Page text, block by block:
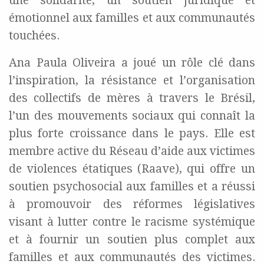
émotionnel aux familles et aux communautés
touchées.
Ana Paula Oliveira a joué un rôle clé dans
l’inspiration, la résistance et l’organisation
des collectifs de mères à travers le Brésil,
l’un des mouvements sociaux qui connaît la
plus forte croissance dans le pays. Elle est
membre active du Réseau d’aide aux victimes
de violences étatiques (Raave), qui offre un
soutien psychosocial aux familles et a réussi
à promouvoir des réformes législatives
visant à lutter contre le racisme systémique
et à fournir un soutien plus complet aux
familles et aux communautés des victimes.